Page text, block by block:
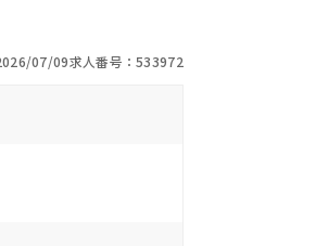
07/09求人番号：533972